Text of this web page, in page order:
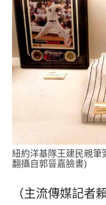
紐約洋基隊王建民親筆
翻攝自郭晉嘉臉書)
（主流傳媒記者